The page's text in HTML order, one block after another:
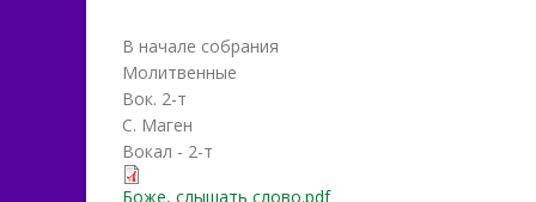
В начале собрания
Молитвенные
Вок. 2-т
С. Маген
Вокал - 2-т
Боже, слышать слово.pdf